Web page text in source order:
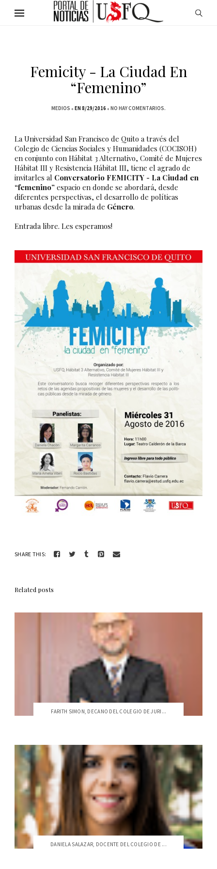
Femicity - La Ciudad En
“femenino”
MEDIOS EN 8/29/2016 NO HAY COMENTARIOS.
La Universidad San Francisco de Quito a través del
Colegio de Ciencias Sociales y Humanidades (COCISOH)
en conjunto con Hábitat 3 Alternativo, Comité de Mujeres
Hábitat III y Resistencia Hábitat III, tiene el agrado de
invitarles al Conversatorio FEMICITY - La Ciudad en
“femenino” espacio en donde se abordará, desde
diferentes perspectivas, el desarrollo de políticas
urbanas desde la mirada de Género.
Entrada libre. Les esperamos!
SHARE THIS:
Related posts
FARITH SIMON, DECANO DEL COLEGIO DE JURI...
DANIELA SALAZAR, DOCENTE DEL COLEGIO DE ...